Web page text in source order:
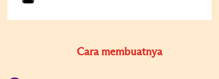
Cara membuatnya